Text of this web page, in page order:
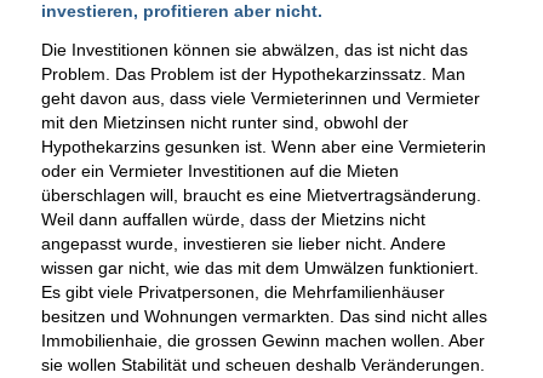
investieren, profitieren aber nicht.
Die Investitionen können sie abwälzen, das ist nicht das
Problem. Das Problem ist der Hypothekarzinssatz. Man
geht davon aus, dass viele Vermieterinnen und Vermieter
mit den Mietzinsen nicht runter sind, obwohl der
Hypothekarzins gesunken ist. Wenn aber eine Vermieterin
oder ein Vermieter Investitionen auf die Mieten
überschlagen will, braucht es eine Mietvertragsänderung.
Weil dann auffallen würde, dass der Mietzins nicht
angepasst wurde, investieren sie lieber nicht. Andere
wissen gar nicht, wie das mit dem Umwälzen funktioniert.
Es gibt viele Privatpersonen, die Mehrfamilienhäuser
besitzen und Wohnungen vermarkten. Das sind nicht alles
Immobilienhaie, die grossen Gewinn machen wollen. Aber
sie wollen Stabilität und scheuen deshalb Veränderungen.